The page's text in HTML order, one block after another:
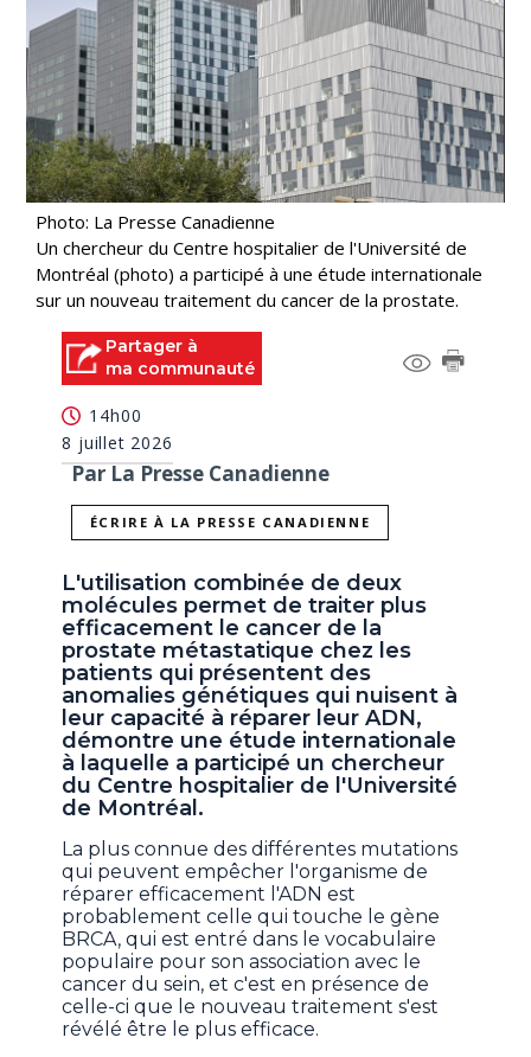
Photo: La Presse Canadienne
Un chercheur du Centre hospitalier de l'Université de
Montréal (photo) a participé à une étude internationale
sur un nouveau traitement du cancer de la prostate.
Partager à
ma communauté
14h00
8 juillet 2026
Par La Presse Canadienne
ÉCRIRE À LA PRESSE CANADIENNE
L'utilisation combinée de deux
molécules permet de traiter plus
efficacement le cancer de la
prostate métastatique chez les
patients qui présentent des
anomalies génétiques qui nuisent à
leur capacité à réparer leur ADN,
démontre une étude internationale
à laquelle a participé un chercheur
du Centre hospitalier de l'Université
de Montréal.
La plus connue des différentes mutations
qui peuvent empêcher l'organisme de
réparer efficacement l'ADN est
probablement celle qui touche le gène
BRCA, qui est entré dans le vocabulaire
populaire pour son association avec le
cancer du sein, et c'est en présence de
celle-ci que le nouveau traitement s'est
révélé être le plus efficace.